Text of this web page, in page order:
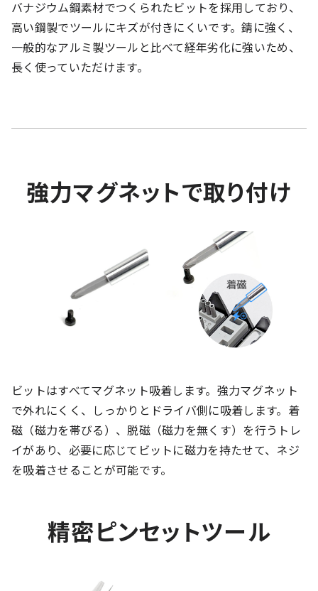
バナジウム鋼素材でつくられたビットを採用しており、
高い鋼製でツールにキズが付きにくいです。錆に強く、
一般的なアルミ製ツールと比べて経年劣化に強いため、
長く使っていただけます。
強力マグネットで取り付け
ビットはすべてマグネット吸着します。強力マグネット
で外れにくく、しっかりとドライバ側に吸着します。着
磁（磁力を帯びる）、脱磁（磁力を無くす）を行うトレ
イがあり、必要に応じてビットに磁力を持たせて、ネジ
を吸着させることが可能です。
精密ピンセットツール